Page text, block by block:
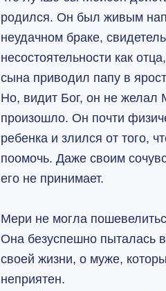
родился. Он был живым
неудачном браке,
несостоятельности как
сына приводил папу в
Но, видит Бог, он не желал
произошло. Он почти
ребенка и злился от того,
поомочь. Даже своим
его не принимает.
Мери не могла
Она безуспешно пыталась
своей жизни, о муже,
неприятен.